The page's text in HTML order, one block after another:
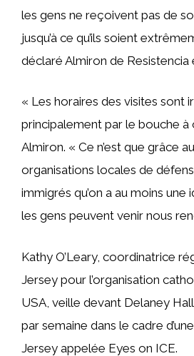
les gens ne reçoivent pas de
jusqu’à ce qu’ils soient
déclaré Almiron de Resistencia
« Les horaires des visites sont
principalement par le bouche à
Almiron. « Ce n’est que grâce
organisations locales de
immigrés qu’on a au moins
les gens peuvent venir nous
Kathy O’Leary, coordinatrice
Jersey pour l’organisation
USA, veille devant Delaney
par semaine dans le cadre
Jersey appelée Eyes on ICE.